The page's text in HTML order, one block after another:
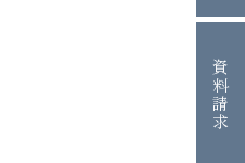
資料請求